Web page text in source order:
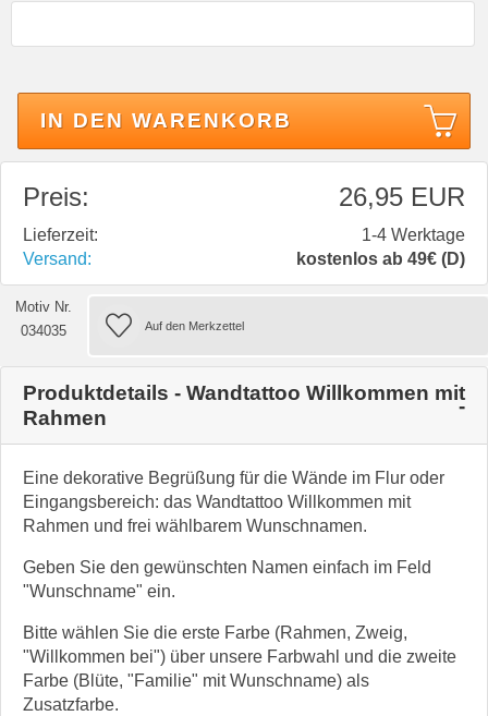
IN DEN WARENKORB
Preis: 26,95 EUR
Lieferzeit:
1-4 Werktage
Versand:
kostenlos ab 49€ (D)
Motiv Nr.
034035
Produktdetails - Wandtattoo Willkommen mit
Rahmen
Eine dekorative Begrüßung für die Wände im Flur oder
Eingangsbereich: das Wandtattoo Willkommen mit
Rahmen und frei wählbarem Wunschnamen.
Geben Sie den gewünschten Namen einfach im Feld
"Wunschname" ein.
Bitte wählen Sie die erste Farbe (Rahmen, Zweig,
"Willkommen bei") über unsere Farbwahl und die zweite
Farbe (Blüte, "Familie" mit Wunschname) als
Zusatzfarbe.